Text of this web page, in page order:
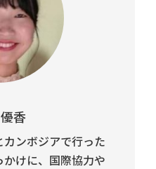
香
ンボジアで行った
けに、国際協力や